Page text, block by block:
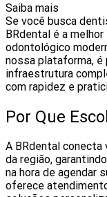
Saiba mais
Se você busca
BRdental é a
odontológico
nossa plataforma,
infraestrutura
com rapidez e
Por Que
A BRdental
da região,
na hora de agendar
oferece